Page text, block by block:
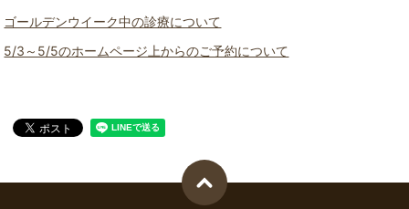
ゴールデンウイーク中の診療について
5/3～5/5のホームページ上からのご予約について